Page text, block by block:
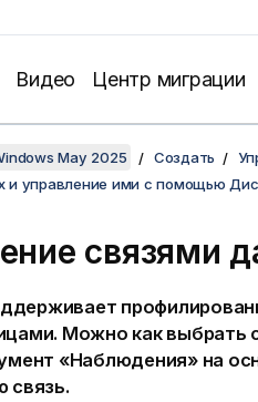
Видео Центр миграции
May 2025 Создать
и управление ими с помощью
связями
Можно как выбрать
«Наблюдения»на
связь.